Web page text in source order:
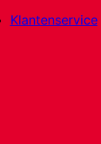
Klantenservice